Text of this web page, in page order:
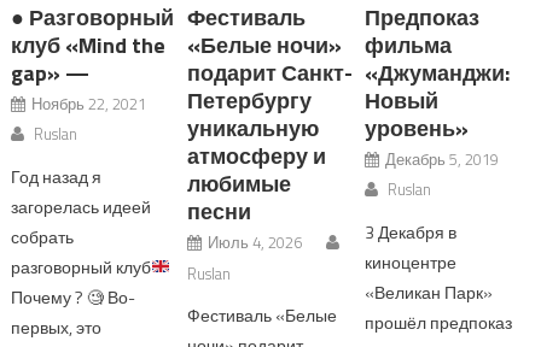
● Разговорный
клуб «Mind the
gap» —
Ноябрь 22, 2021
Ruslan
Год назад я
загорелась идеей
собрать
разговорный клуб
Почему ?🧐Во-
первых, это
Фестиваль
«Белые ночи»
подарит Санкт-
Петербургу
уникальную
атмосферу и
любимые
песни
Июль 4, 2026
Ruslan
Фестиваль «Белые
Предпоказ
фильма
«Джуманджи:
Новый
уровень»
Декабрь 5, 2019
Ruslan
3 Декабря в
киноцентре
«Великан Парк»
прошёл предпоказ